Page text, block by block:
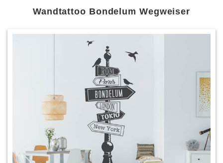
Wandtattoo Bondelum Wegweiser